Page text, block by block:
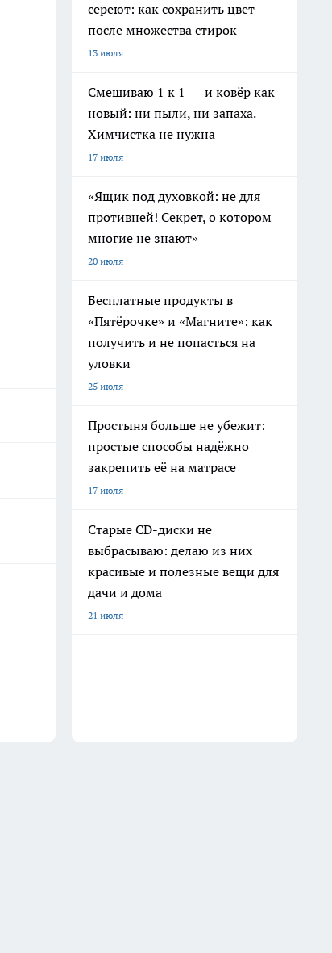
сереют: как сохранить цвет
после множества стирок
13 июля
Смешиваю 1 к 1 — и ковёр как
новый: ни пыли, ни запаха.
Химчистка не нужна
17 июля
«Ящик под духовкой: не для
противней! Секрет, о котором
многие не знают»
20 июля
Бесплатные продукты в
«Пятёрочке» и «Магните»: как
получить и не попасться на
уловки
25 июля
Простыня больше не убежит:
простые способы надёжно
закрепить её на матрасе
17 июля
Старые CD-диски не
выбрасываю: делаю из них
красивые и полезные вещи для
дачи и дома
21 июля